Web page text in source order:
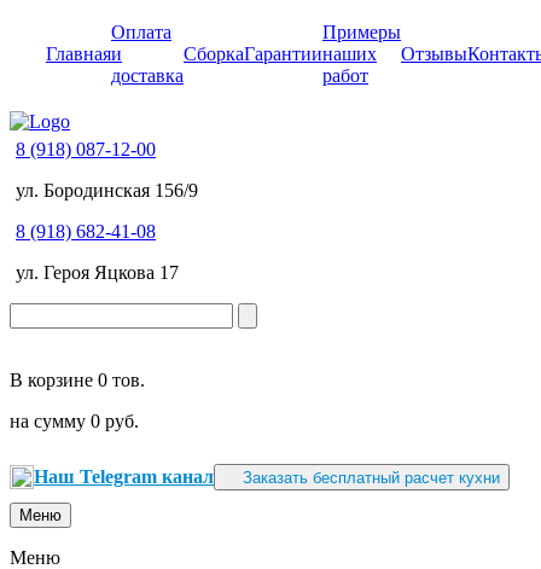
Главная
Оплата
и
доставка
СборкаГарантии
Примеры
наших
работ
Отзывы
8 (918) 087-12-00
ул. Бородинская 156/9
8 (918) 682-41-08
ул. Героя Яцкова 17
В корзине 0 тов.
на сумму 0 руб.
Наш Telegram канал Заказать бесплатный расчет кухни
Меню
Меню